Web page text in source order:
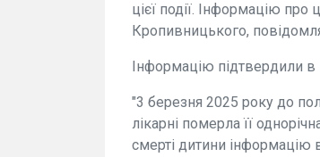
цієї події. Інформацію
Кропивницького,
Інформацію підтвердили в
"3 березня 2025 року до
лікарні померла її
смерті дитини інформацію